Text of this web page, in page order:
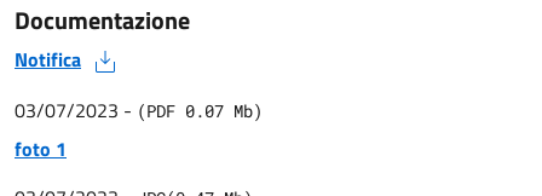
Documentazione
Notifica
03/07/2023 - (PDF 0.07 Mb)
foto 1